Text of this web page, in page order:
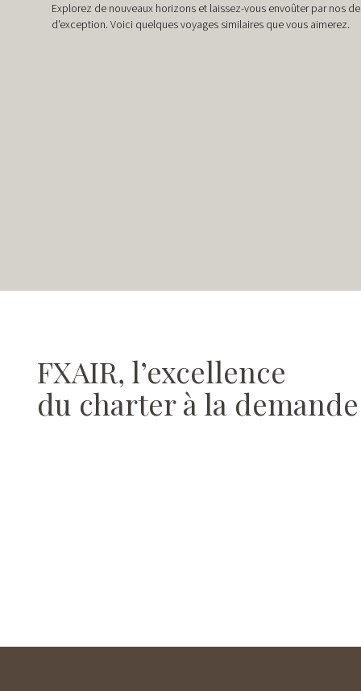
Explorez de nouveaux horizons et laissez-vous envoûter par nos
d'exception. Voici quelques voyages similaires que vous aimerez.
FXAIR, l’excellence
du charter à la demande